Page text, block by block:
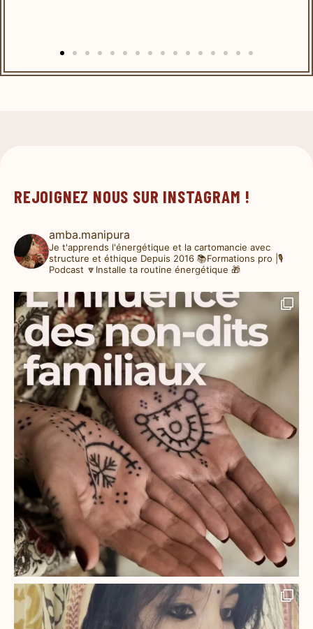
REJOIGNEZ NOUS SUR INSTAGRAM !
amba.manipura
Je t'apprends l'énergétique et la cartomancie avec
structure et éthique Depuis 2016 📚Formations pro |🎙️
Podcast 🔽Installe ta routine énergétique 🎁